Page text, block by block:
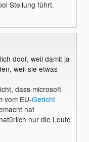
Stellung führt.
doof, weil damit ja
weil sie etwas
dass microsoft
vom EU-Gericht
hat
nur die Leute